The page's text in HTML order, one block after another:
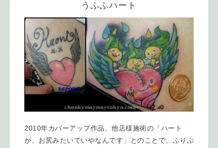
うふふハート
2010年カバーアップ作品、他店様施術の「ハート
が、お尻みたいでいやなんです」とのことで、ぷりぷ